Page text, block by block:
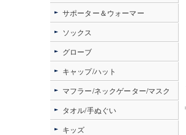
サポーター＆ウォーマー
ソックス
グローブ
キャップ/ハット
マフラー/ネックゲーター/マスク
タオル/手ぬぐい
キッズ